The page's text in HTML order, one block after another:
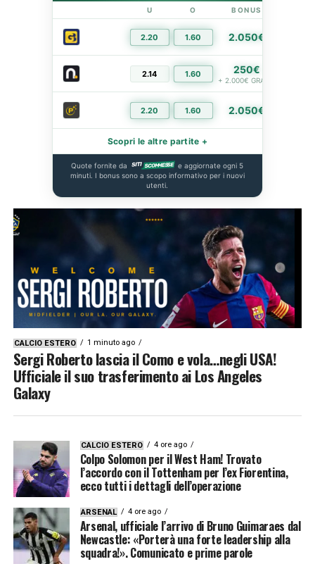
U O BONUS
2.20 1.60 2.050€
2.14 1.60 250€
+ 2.000€ GRATIS
2.20 1.60 2.050€
Scopri le altre partite +
Quote fornite da
e aggiornate ogni 5
minuti. I bonus sono a scopo informativo per i nuovi
utenti.
CALCIO ESTERO 1 minuto ago
Sergi Roberto lascia il Como e vola…negli USA!
Ufficiale il suo trasferimento ai Los Angeles
Galaxy
CALCIO ESTERO 4 ore ago
Colpo Solomon per il West Ham! Trovato
l’accordo con il Tottenham per l’ex Fiorentina,
ecco tutti i dettagli dell’operazione
ARSENAL 4 ore ago
Arsenal, ufficiale l’arrivo di Bruno Guimaraes dal
Newcastle: «Porterà una forte leadership alla
squadra!». Comunicato e prime parole